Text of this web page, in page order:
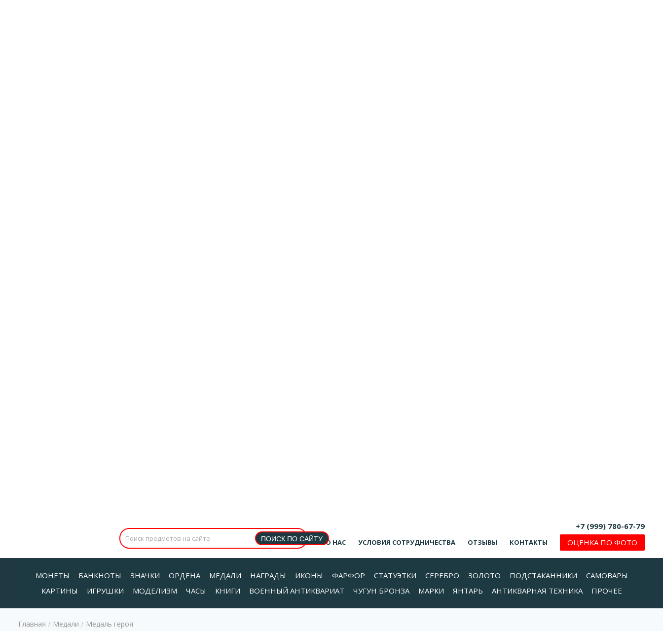
+7 (999) 780-67-79
О НАС УСЛОВИЯ СОТРУДНИЧЕСТВА ОТЗЫВЫ КОНТАКТЫ ОЦЕНКА ПО ФОТО
МОНЕТЫ БАНКНОТЫ ЗНАЧКИ ОРДЕНА МЕДАЛИ НАГРАДЫ ИКОНЫ ФАРФОР СТАТУЭТКИ СЕРЕБРО ЗОЛОТО ПОДСТАКАННИКИ
САМОВАРЫ
КАРТИНЫ
ИГРУШКИ МОДЕЛИЗМ ЧАСЫ КНИГИ ВОЕННЫЙ АНТИКВАРИАТ ЧУГУН БРОНЗА МАРКИ ЯНТАРЬ АНТИКВАРНАЯ ТЕХНИКА ПРОЧЕЕ
Главная / Медали / Медаль героя